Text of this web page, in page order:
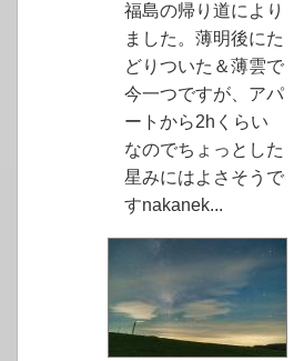
福島の帰り道により
ました。薄明後にた
どりついた＆薄雲で
今一つですが、アパ
ートから2hくらい
なのでちょっとした
星みにはよさそうで
すnakanek...